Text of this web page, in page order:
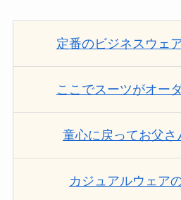
定番のビジネスウェ
ここでスーツがオー
童心に戻ってお父さ
カジュアルウェア